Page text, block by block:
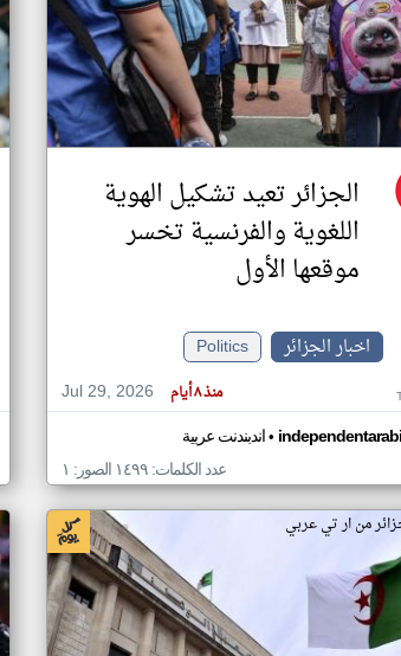
الجزائر تعيد تشكيل الهوية
اللغوية والفرنسية تخسر
موقعها الأول
اخبار الجزائر
Politics
Jul 29, 2026
منذ ٨ أيام
اندبندنت عربية•
عدد الكلمات: ١٤٩٩ الصور: ١
من ار تي عربي